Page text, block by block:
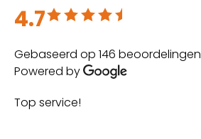
4.7
Beoordeeld met 4.7 uit 5
Gebaseerd op 146 beoordelingen
Powered by
Top service!